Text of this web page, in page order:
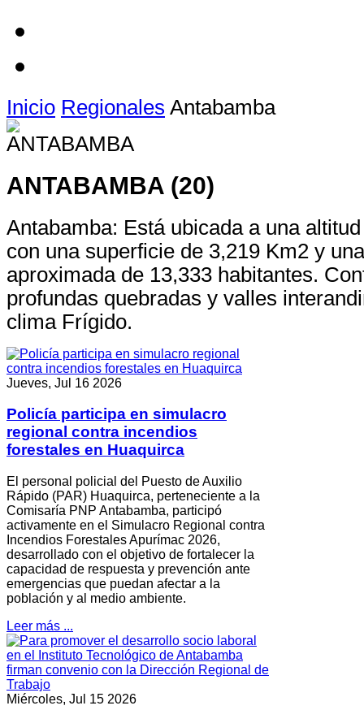
Inicio Regionales Antabamba
ANTABAMBA (20)
Antabamba: Está ubicada a una
con una superficie de 3,219 Km2 y
aproximada de 13,333 habitantes.
profundas quebradas y valles
clima Frígido.
Jueves, Jul 16 2026
Policía participa en simulacro
regional contra incendios
forestales en Huaquirca
El personal policial del Puesto de Auxilio
Rápido (PAR) Huaquirca, perteneciente a la
Comisaría PNP Antabamba, participó
activamente en el Simulacro Regional contra
Incendios Forestales Apurímac 2026,
desarrollado con el objetivo de fortalecer la
capacidad de respuesta y prevención ante
emergencias que puedan afectar a la
población y al medio ambiente.
Leer más ...
Miércoles, Jul 15 2026